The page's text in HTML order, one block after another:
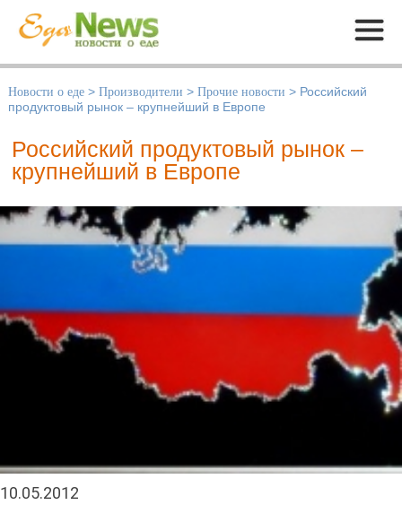
Меню
Новости о еде > Производители > Прочие новости > Российский
продуктовый рынок – крупнейший в Европе
Российский продуктовый рынок –
крупнейший в Европе
10.05.2012